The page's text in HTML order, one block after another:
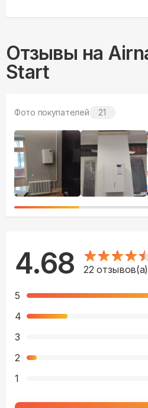
Отзывы на
Start
Фото покупателей 21
4.68 22 отзывов(а)
5
4
3
2
1